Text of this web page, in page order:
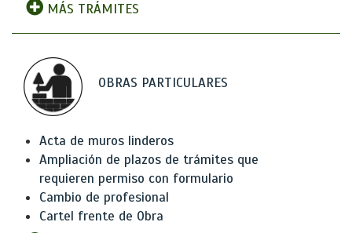
MÁS TRÁMITES
OBRAS PARTICULARES
Acta de muros linderos
Ampliación de plazos de trámites que
requieren permiso con formulario
Cambio de profesional
Cartel frente de Obra